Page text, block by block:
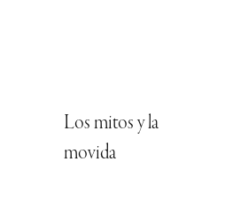
Los mitos y la
movida